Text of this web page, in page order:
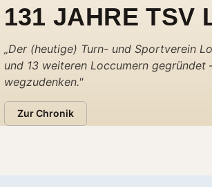
131 JAHRE TSV
„Der (heutige) Turn- und Sportverein
und 13 weiteren Loccumern
wegzudenken."
Zur Chronik